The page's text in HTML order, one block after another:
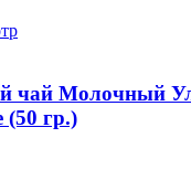
чай Молочный
(50 гр.)